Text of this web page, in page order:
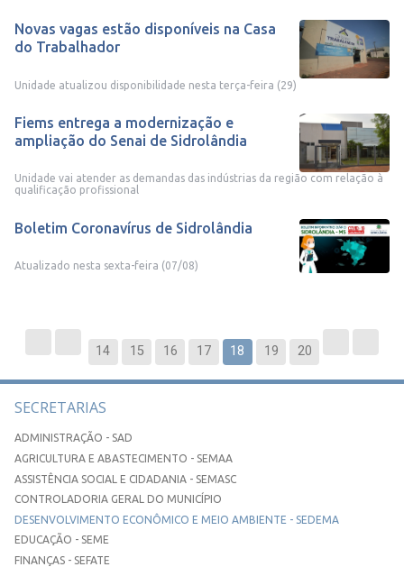
Novas vagas estão disponíveis na Casa
do Trabalhador
Unidade atualizou disponibilidade nesta terça-feira (29)
Fiems entrega a modernização e
ampliação do Senai de Sidrolândia
Unidade vai atender as demandas das indústrias da região com relação à
qualificação profissional
Boletim Coronavírus de Sidrolândia
Atualizado nesta sexta-feira (07/08)
14 15 16 17 18 19 20
SECRETARIAS
ADMINISTRAÇÃO - SAD
AGRICULTURA E ABASTECIMENTO - SEMAA
ASSISTÊNCIA SOCIAL E CIDADANIA - SEMASC
CONTROLADORIA GERAL DO MUNICÍPIO
DESENVOLVIMENTO ECONÔMICO E MEIO AMBIENTE - SEDEMA
EDUCAÇÃO - SEME
FINANÇAS - SEFATE